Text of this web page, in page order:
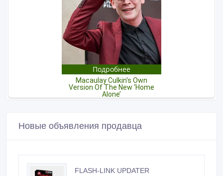
Новые объявления продавца
FLASH-LINK UPDATER